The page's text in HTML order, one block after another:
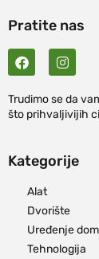
Pratite nas
Trudimo se da
što prihvaljivijih
Kategorije
Alat
Dvorište
Uređenje
Tehnologija